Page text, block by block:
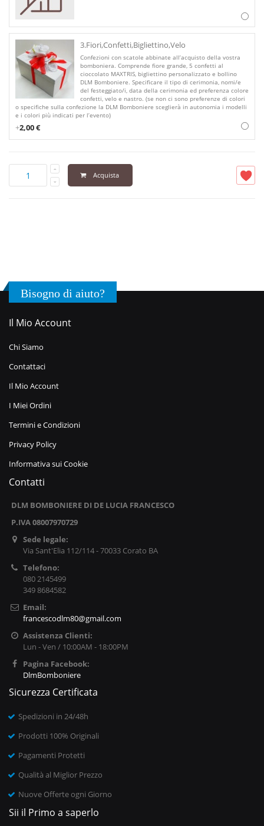
3.Fiori,Confetti,Bigliettino,Velo
Confezioni con scatole abbinate all’acquisto della vostra
bomboniera. Comprende fiore grande, 5 confetti al
cioccolato MAXTRIS, bigliettino personalizzato e bollino
DLM Bomboniere. Specificare il tipo di cerimonia, nomi/e
del festeggiato/i, data della cerimonia ed preferenza colore
confetti, velo e nastro. (se non ci sono preferenze di colori
o specifiche sulla confezione la DLM Bomboniere sceglierà in autonomia i modelli
e i colori più indicati per l’evento)
+2,00 €
Acquista
Bisogno di aiuto?
Il Mio Account
Chi Siamo
Contattaci
Il Mio Account
I Miei Ordini
Termini e Condizioni
Privacy Policy
Informativa sui Cookie
Contatti
DLM BOMBONIERE DI DE LUCIA FRANCESCO
P.IVA 08007970729
Sede legale:
Via Sant'Elia 112/114 - 70033 Corato BA
Telefono:
080 2145499
349 8684582
Email:
francescodlm80@gmail.com
Assistenza Clienti:
Lun - Ven / 10:00AM - 18:00PM
Pagina Facebook:
DlmBomboniere
Sicurezza Certificata
Spedizioni in 24/48h
Prodotti 100% Originali
Pagamenti Protetti
Qualità al Miglior Prezzo
Nuove Offerte ogni Giorno
Sii il Primo a saperlo